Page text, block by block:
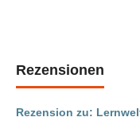
Rezensionen
Rezension zu: